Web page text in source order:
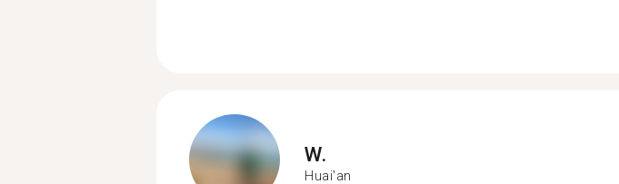
W.
Huai'an